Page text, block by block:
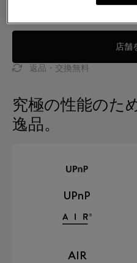
店舗
返品・交換無料
究極の性能のた
逸品。
UPnP
AIR